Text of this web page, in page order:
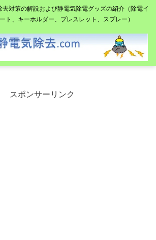
対策の解説および静電気除電グッズの紹介（除電イ
ト、キーホルダー、ブレスレット、スプレー）
スポンサーリンク